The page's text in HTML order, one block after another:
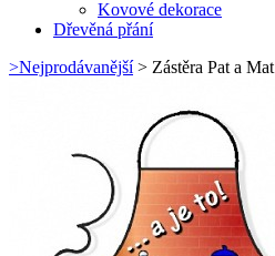
Kovové dekorace
Dřevěná přání
>Nejprodávanější > Zástěra Pat a Mat